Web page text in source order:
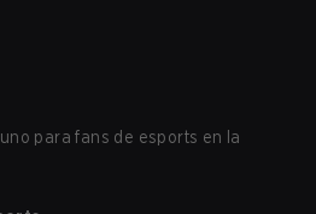
para fans de esports en la